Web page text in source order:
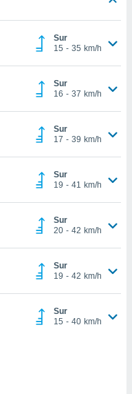
Sur
15 - 35 km/h
Sur
16 - 37 km/h
Sur
17 - 39 km/h
Sur
19 - 41 km/h
Sur
20 - 42 km/h
Sur
19 - 42 km/h
Sur
15 - 40 km/h